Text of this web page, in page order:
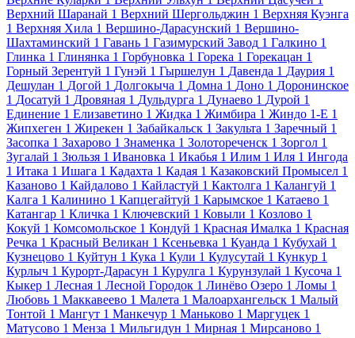
Верхний Шаранай 1 Верхний Шергольджин 1 Верхняя Куэнга
1 Верхняя Хила 1 Вершино-Дарасунский 1 Вершино-
Шахтаминский 1 Гавань 1 Газимурский Завод 1 Галкино 1
Глинка 1 Глинянка 1 Горбуновка 1 Горека 1 Горекацан 1
Горный Зерентуй 1 Гунэй 1 Гыршелун 1 Давенда 1 Даурия 1
Дешулан 1 Догой 1 Долгокыча 1 Домна 1 Доно 1 Доронинское
1 Досатуй 1 Дровяная 1 Дульдурга 1 Дунаево 1 Дурой 1
Единение 1 Елизаветино 1 Жидка 1 Жимбира 1 Жиндо 1-Е 1
Жипхеген 1 Жирекен 1 Забайкальск 1 Закульта 1 Заречный 1
Засопка 1 Захарово 1 Знаменка 1 Золотореченск 1 Зоргол 1
Зугалай 1 Зюльзя 1 Ивановка 1 Икабья 1 Илим 1 Иля 1 Ингода
1 Итака 1 Ишага 1 Кадахта 1 Кадая 1 Казаковский Промысел 1
Казаново 1 Кайдалово 1 Кайластуй 1 Кактолга 1 Калангуй 1
Калга 1 Калинино 1 Капцегайтуй 1 Карымское 1 Катаево 1
Катангар 1 Кличка 1 Ключевский 1 Ковыли 1 Козлово 1
Кокуй 1 Комсомольское 1 Кондуй 1 Красная Ималка 1 Красная
Речка 1 Красный Великан 1 Ксеньевка 1 Куанда 1 Кубухай 1
Кузнецово 1 Куйтун 1 Кука 1 Кули 1 Кулусутай 1 Кункур 1
Курлыч 1 Курорт-Дарасун 1 Курулга 1 Курунзулай 1 Кусоча 1
Кыкер 1 Лесная 1 Лесной Городок 1 Линёво Озеро 1 Ломы 1
Любовь 1 Маккавеево 1 Малета 1 Малоархангельск 1 Малый
Тонтой 1 Мангут 1 Манкечур 1 Маньково 1 Маргуцек 1
Матусово 1 Менза 1 Мильгидун 1 Мирная 1 Мирсаново 1